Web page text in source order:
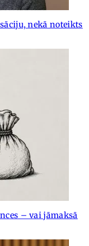
nekā noteikts
– vai jāmaksā